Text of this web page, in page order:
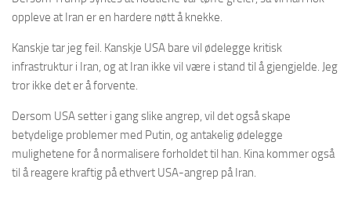
oppleve at Iran er en hardere nøtt å knekke.
Kanskje tar jeg feil. Kanskje USA bare vil ødelegge kritisk
infrastruktur i Iran, og at Iran ikke vil være i stand til å gjengjelde. Jeg
tror ikke det er å forvente.
Dersom USA setter i gang slike angrep, vil det også skape
betydelige problemer med Putin, og antakelig ødelegge
mulighetene for å normalisere forholdet til han. Kina kommer også
til å reagere kraftig på ethvert USA-angrep på Iran.